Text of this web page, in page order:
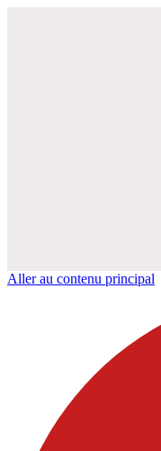
Aller au contenu principal